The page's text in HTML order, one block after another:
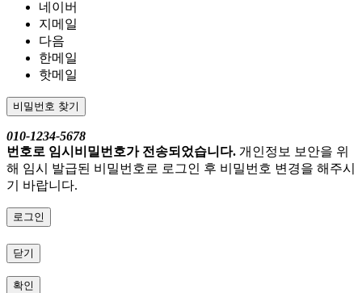
네이버
지메일
다음
한메일
핫메일
비밀번호 찾기
010-1234-5678
번호로 임시비밀번호가 전송되었습니다. 개인정보 보안을 위
해 임시 발급된 비밀번호로 로그인 후 비밀번호 변경을 해주시
기 바랍니다.
로그인
닫기
확인